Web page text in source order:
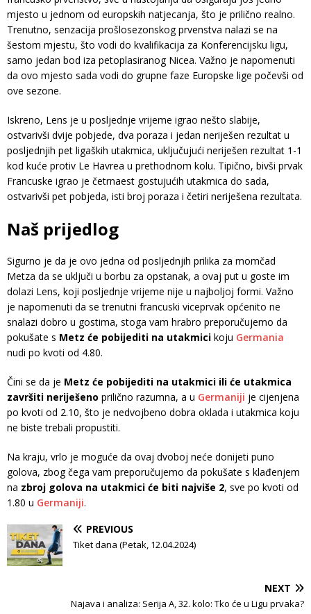
mjesto u jednom od europskih natjecanja, što je prilično realno.
Trenutno, senzacija prošlosezonskog prvenstva nalazi se na
šestom mjestu, što vodi do kvalifikacija za Konferencijsku ligu,
samo jedan bod iza petoplasiranog Nicea. Važno je napomenuti
da ovo mjesto sada vodi do grupne faze Europske lige počevši od
ove sezone.
Iskreno, Lens je u posljednje vrijeme igrao nešto slabije,
ostvarivši dvije pobjede, dva poraza i jedan neriješen rezultat u
posljednjih pet ligaških utakmica, uključujući neriješen rezultat 1-1
kod kuće protiv Le Havrea u prethodnom kolu. Tipično, bivši prvak
Francuske igrao je četrnaest gostujućih utakmica do sada,
ostvarivši pet pobjeda, isti broj poraza i četiri neriješena rezultata.
Naš prijedlog
Sigurno je da je ovo jedna od posljednjih prilika za momčad
Metza da se uključi u borbu za opstanak, a ovaj put u goste im
dolazi Lens, koji posljednje vrijeme nije u najboljoj formi. Važno
je napomenuti da se trenutni francuski viceprvak općenito ne
snalazi dobro u gostima, stoga vam hrabro preporučujemo da
pokušate s Metz će pobijediti na utakmici koju Germania
nudi po kvoti od 4.80.
Čini se da je Metz će pobijediti na utakmici ili će utakmica
završiti neriješeno prilično razumna, a u Germaniji je cijenjena
po kvoti od 2.10, što je nedvojbeno dobra oklada i utakmica koju
ne biste trebali propustiti.
Na kraju, vrlo je moguće da ovaj dvoboj neće donijeti puno
golova, zbog čega vam preporučujemo da pokušate s klađenjem
na zbroj golova na utakmici će biti najviše 2, sve po kvoti od
1.80 u Germaniji.
PREVIOUS
Tiket dana (Petak, 12.04.2024)
NEXT
Najava i analiza: Serija A, 32. kolo: Tko će u Ligu prvaka?